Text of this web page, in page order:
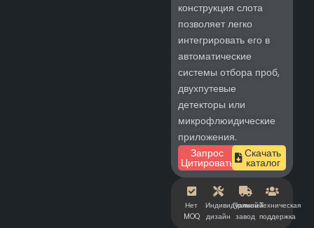
конструкция слота
позволяет легко
интегрировать его в
автоматические
системы отбора проб,
двухпутевые
детекторы или
микрофлюидические
приложения.
Запрос
Цитировать
Скачать
каталог
Нет
MOQ
Индивидуальный
дизайн
Прямой
завод
Техническая
поддержка